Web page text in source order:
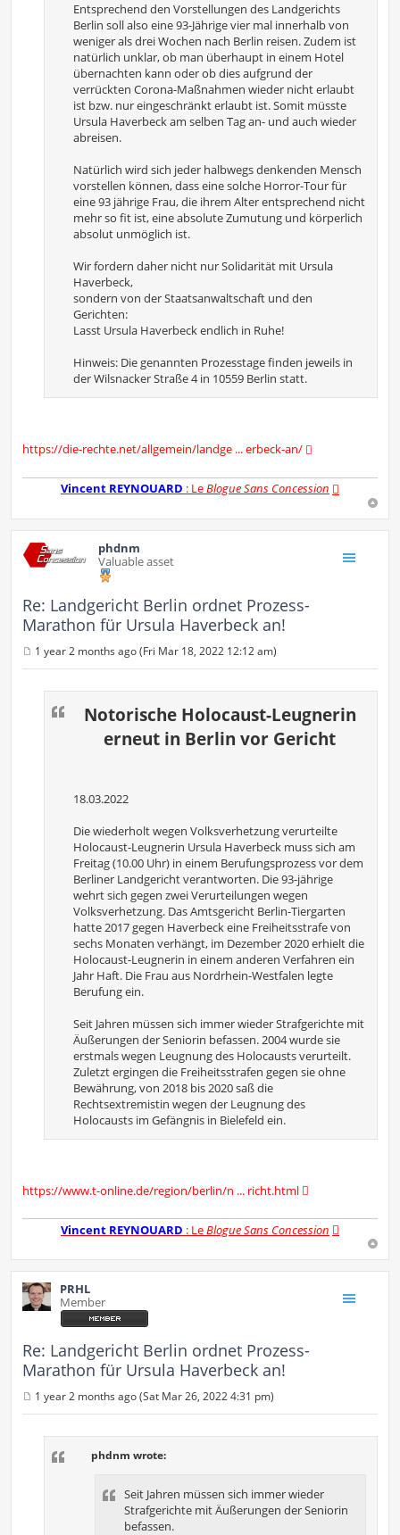
Entsprechend den Vorstellungen des Landgerichts
Berlin soll also eine 93-Jährige vier mal innerhalb von
weniger als drei Wochen nach Berlin reisen. Zudem ist
natürlich unklar, ob man überhaupt in einem Hotel
übernachten kann oder ob dies aufgrund der
verrückten Corona-Maßnahmen wieder nicht erlaubt
ist bzw. nur eingeschränkt erlaubt ist. Somit müsste
Ursula Haverbeck am selben Tag an- und auch wieder
abreisen.
Natürlich wird sich jeder halbwegs denkenden Mensch
vorstellen können, dass eine solche Horror-Tour für
eine 93 jährige Frau, die ihrem Alter entsprechend nicht
mehr so fit ist, eine absolute Zumutung und körperlich
absolut unmöglich ist.
Wir fordern daher nicht nur Solidarität mit Ursula
Haverbeck,
sondern von der Staatsanwaltschaft und den
Gerichten:
Lasst Ursula Haverbeck endlich in Ruhe!
Hinweis: Die genannten Prozesstage finden jeweils in
der Wilsnacker Straße 4 in 10559 Berlin statt.
https://die-rechte.net/allgemein/landge ... erbeck-an/
Vincent REYNOUARD : LeBlogue Sans Concession
phdnm
Valuable asset
Re: Landgericht Berlin ordnet Prozess-
Marathon für Ursula Haverbeck an!
o
1 year 2 months ago (Fri Mar 18, 2022 12:12 am)
Notorische Holocaust-Leugnerin
erneut in Berlin vor Gericht
18.03.2022
Die wiederholt wegen Volksverhetzung verurteilte
Holocaust-Leugnerin Ursula Haverbeck muss sich am
Freitag (10.00 Uhr) in einem Berufungsprozess vor dem
Berliner Landgericht verantworten. Die 93-jährige
wehrt sich gegen zwei Verurteilungen wegen
Volksverhetzung. Das Amtsgericht Berlin-Tiergarten
hatte 2017 gegen Haverbeck eine Freiheitsstrafe von
sechs Monaten verhängt, im Dezember 2020 erhielt die
Holocaust-Leugnerin in einem anderen Verfahren ein
Jahr Haft. Die Frau aus Nordrhein-Westfalen legte
Berufung ein.
Seit Jahren müssen sich immer wieder Strafgerichte mit
Äußerungen der Seniorin befassen. 2004 wurde sie
erstmals wegen Leugnung des Holocausts verurteilt.
Zuletzt ergingen die Freiheitsstrafen gegen sie ohne
Bewährung, von 2018 bis 2020 saß die
Rechtsextremistin wegen der Leugnung des
Holocausts im Gefängnis in Bielefeld ein.
https://www.t-online.de/region/berlin/n ... richt.html
Vincent REYNOUARD : LeBlogue Sans Concession
PRHL
Member
Re: Landgericht Berlin ordnet Prozess-
Marathon für Ursula Haverbeck an!
o
1 year 2 months ago (Sat Mar 26, 2022 4:31 pm)
phdnm wrote:
Seit Jahren müssen sich immer wieder
Strafgerichte mit Äußerungen der Seniorin
befassen.